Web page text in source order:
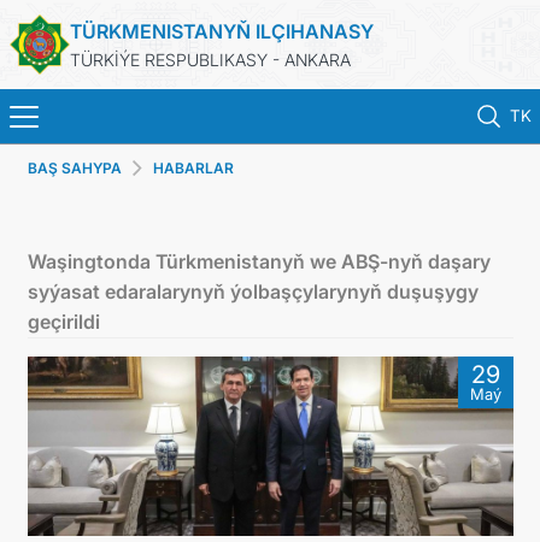
TÜRKMENISTANYŇ ILÇIHANASY
TÜRKİÝE RESPUBLIKASY - ANKARA
TK
ANA SAYFA
TÜRKMENISTAN
KONSOLOSLUK IŞLEMLERI
RANDEVU ALINIZ
DB
BAŞ SAHYPA HABARLAR
Waşingtonda Türkmenistanyň we ABŞ-nyň daşary
syýasat edaralarynyň ýolbaşçylarynyň duşuşygy
geçirildi
29
Maý